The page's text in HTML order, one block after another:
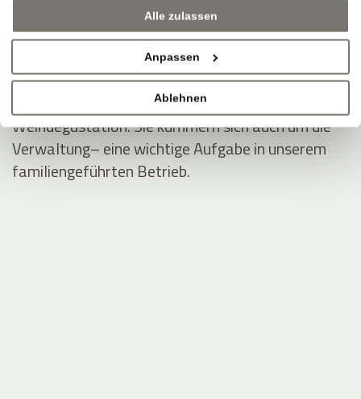
Alle zulassen
Anpassen
Ablehnen
Andreas und Thomas Nicolussi-Leck, arbeiten
meist hinter den Kulissen. Sie sind ein eingespieltes
Team in den Weinbergen und der Weinproduktion.
Mit unseren Gästen diskutieren sie gerne über
Wein und teilen ihr Wissen bei der wöchentlichen
Weindegustation. Sie kümmern sich auch um die
Verwaltung– eine wichtige Aufgabe in unserem
familiengeführten Betrieb.